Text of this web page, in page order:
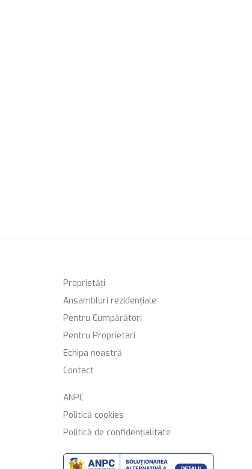
Proprietăți
Ansambluri rezidențiale
Pentru Cumpărători
Pentru Proprietari
Echipa noastră
Contact
ANPC
Politică cookies
Politică de confidențialitate